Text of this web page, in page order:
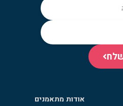
אודות מתאמנים